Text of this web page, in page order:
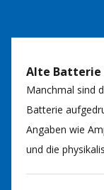
Alte Batterie
Manchmal sind
Batterie
Angaben wie
und die